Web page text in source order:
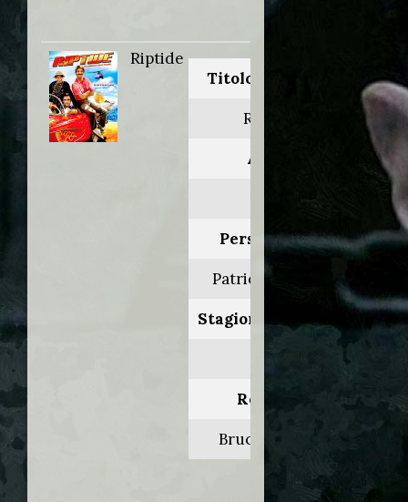
Riptide
Titolo originale:
Riptide
Anno:
Personaggio:
Patrick Bennett
Stagione.Episodio:
Regia di:
Bruce Kessler